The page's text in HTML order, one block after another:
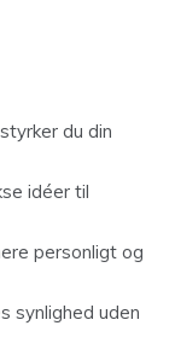
du din
idéer til
personligt og
synlighed uden